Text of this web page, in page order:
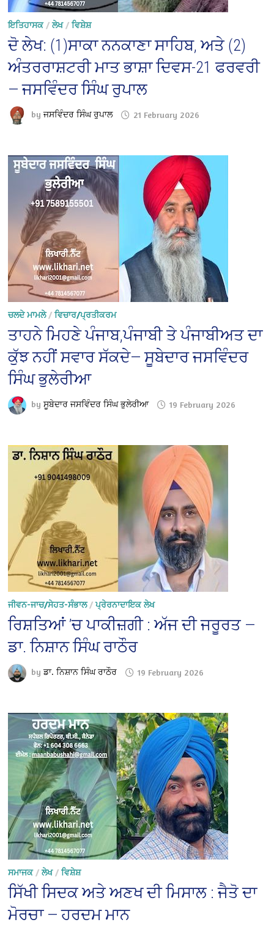
ਇਤਿਹਾਸਕ/ਲੇਖ/ਵਿਸ਼ੇਸ਼
ਦੋ ਲੇਖ: (1)ਸਾਕਾ ਨਨਕਾਣਾ ਸਾਹਿਬ, ਅਤੇ (2)
ਅੰਤਰਰਾਸ਼ਟਰੀ ਮਾਤ ਭਾਸ਼ਾ ਦਿਵਸ-21 ਫਰਵਰੀ
— ਜਸਵਿੰਦਰ ਸਿੰਘ ਰੁਪਾਲ
byਜਸਵਿੰਦਰ ਸਿੰਘ ਰੁਪਾਲ 21 February 2026
ਚਲਦੇ ਮਾਮਲੇ/ਵਿਚਾਰ/ਪ੍ਰਤੀਕਰਮ
ਤਾਹਨੇ ਮਿਹਣੇ ਪੰਜਾਬ,ਪੰਜਾਬੀ ਤੇ ਪੰਜਾਬੀਅਤ ਦਾ
ਕੁੱਝ ਨਹੀਂ ਸਵਾਰ ਸੱਕਦੇ— ਸੂਬੇਦਾਰ ਜਸਵਿੰਦਰ
ਸਿੰਘ ਭੁਲੇਰੀਆ
byਸੂਬੇਦਾਰ ਜਸਵਿੰਦਰ ਸਿੰਘ ਭੁਲੇਰੀਆ 19 February 2026
ਜੀਵਨ-ਜਾਚ/ਸੇਹਤ-ਸੰਭਾਲ/ਪ੍ਰੇਰਨਾਦਾਇਕ ਲੇਖ
ਰਿਸ਼ਤਿਆਂ ’ਚ ਪਾਕੀਜ਼ਗੀ : ਅੱਜ ਦੀ ਜਰੂਰਤ —
ਡਾ. ਨਿਸ਼ਾਨ ਸਿੰਘ ਰਾਠੌਰ
byਡਾ. ਨਿਸ਼ਾਨ ਸਿੰਘ ਰਾਠੌਰ 19 February 2026
ਸਮਾਜਕ/ਲੇਖ/ਵਿਸ਼ੇਸ਼
ਸਿੱਖੀ ਸਿਦਕ ਅਤੇ ਅਣਖ ਦੀ ਮਿਸਾਲ : ਜੈਤੋ ਦਾ
ਮੋਰਚਾ — ਹਰਦਮ ਮਾਨ